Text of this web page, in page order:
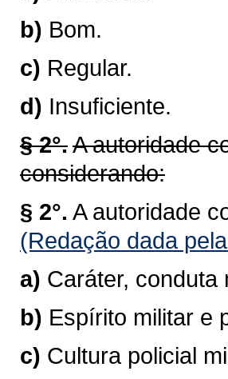
b) Bom.
c) Regular.
d) Insuficiente.
§ 2°.A autoridade
considerando:
§ 2°. A autoridade
(Redação dada
a) Caráter, conduta
b) Espírito militar e
c) Cultura policial